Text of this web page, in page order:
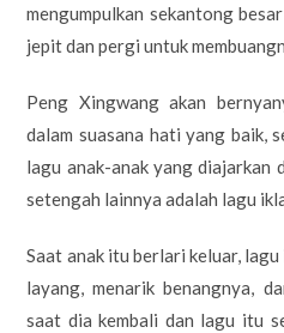
mengumpulkan sekantong
jepit dan pergi untuk
Peng Xingwang akan
dalam suasana hati yang baik,
lagu anak-anak yang diajarkan
setengah lainnya adalah lagu
Saat anak itu berlari keluar,
layang, menarik benangnya,
saat dia kembali dan lagu itu